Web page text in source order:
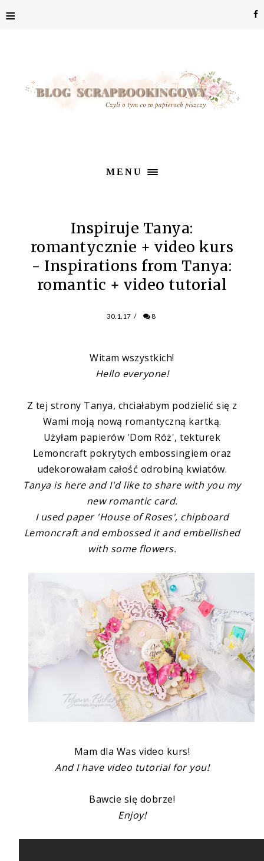
≡
MENU
Inspiruje Tanya:
romantycznie + video kurs
- Inspirations from Tanya:
romantic + video tutorial
30.1.17 / 8
Witam wszystkich!
Hello everyone!
Z tej strony Tanya, chciałabym podzielić się z
Wami moją nową romantyczną kartką.
Użyłam papierów 'Dom Róż', tekturek
Lemoncraft pokrytych embossingiem oraz
udekorowałam całość odrobiną kwiatów.
Tanyais here and I'd like to share with you my
new romantic card.
I used paper 'House of Roses', chipboard
Lemoncraft and embossed it and embellished
with some flowers.
Mam dla Was video kurs!
And I have video tutorial for you!
Bawcie się dobrze!
Enjoy!